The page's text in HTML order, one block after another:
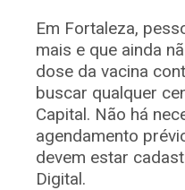
Em Fortaleza,
mais e que ainda
dose da vacina
buscar qualquer
Capital. Não há
agendamento
devem estar
Digital.